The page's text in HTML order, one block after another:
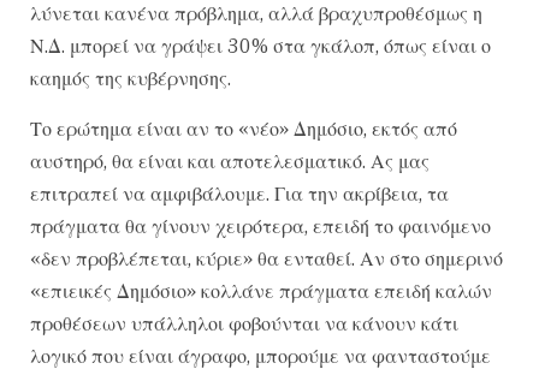
λύνεται κανένα πρόβλημα, αλλά βραχυπροθέσμως η
Ν.Δ. μπορεί να γράψει 30% στα γκάλοπ, όπως είναι ο
καημός της κυβέρνησης.
Το ερώτημα είναι αν το «νέο» Δημόσιο, εκτός από
αυστηρό, θα είναι και αποτελεσματικό. Ας μας
επιτραπεί να αμφιβάλουμε. Για την ακρίβεια, τα
πράγματα θα γίνουν χειρότερα, επειδή το φαινόμενο
«δεν προβλέπεται, κύριε» θα ενταθεί. Αν στο σημερινό
«επιεικές Δημόσιο» κολλάνε πράγματα επειδή καλών
προθέσεων υπάλληλοι φοβούνται να κάνουν κάτι
λογικό που είναι άγραφο, μπορούμε να φανταστούμε